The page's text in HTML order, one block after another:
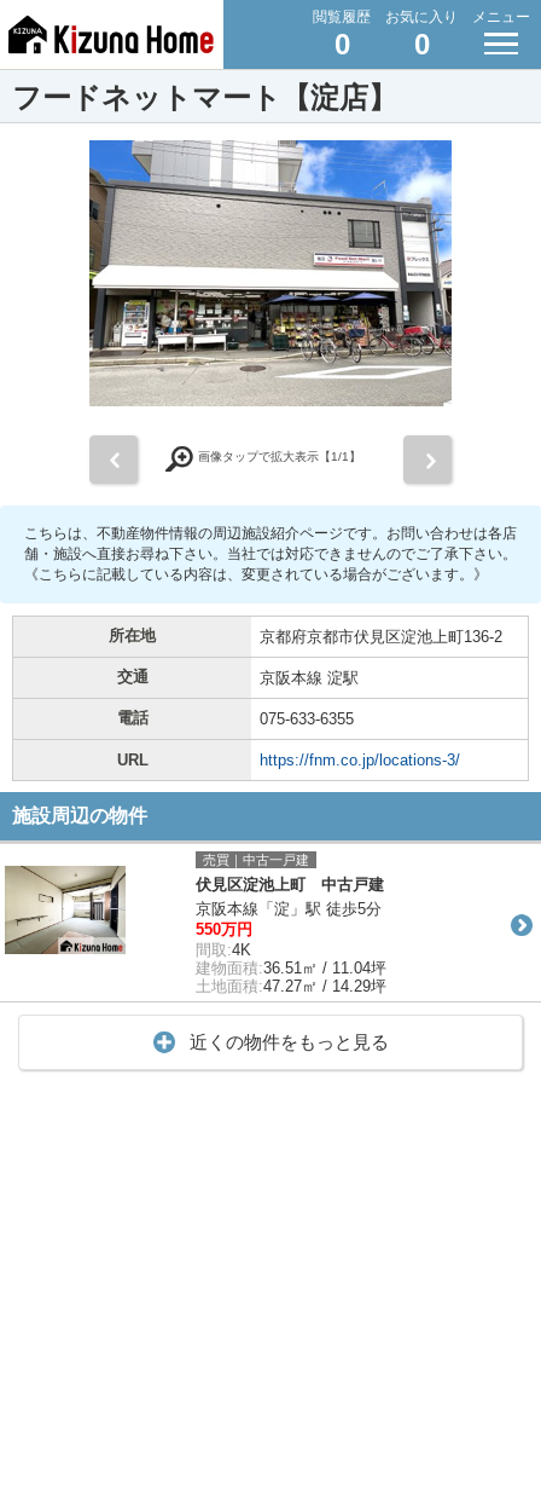
閲覧履歴
0
お気に入り
0
メニュー
フードネットマート【淀店】
画像タップで拡大表示【1/1】
こちらは、不動産物件情報の周辺施設紹介ページです。お問い合わせは各店
舗・施設へ直接お尋ね下さい。当社では対応できませんのでご了承下さい。
《こちらに記載している内容は、変更されている場合がございます。》
所在地 京都府京都市伏見区淀池上町136-2
交通 京阪本線 淀駅
電話 075-633-6355
URL https://fnm.co.jp/locations-3/
施設周辺の物件
売買｜中古一戸建
伏見区淀池上町 中古戸建
京阪本線「淀」駅 徒歩5分
550万円
間取:4K
建物面積:36.51㎡ / 11.04坪
土地面積:47.27㎡ / 14.29坪
近くの物件をもっと見る